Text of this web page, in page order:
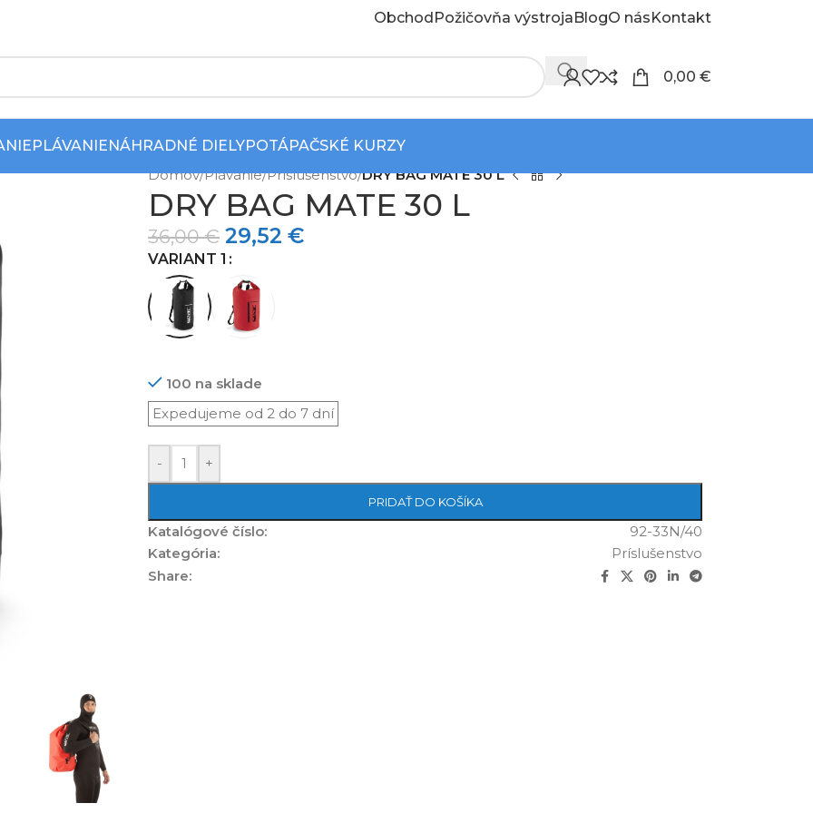
ObchodPožičovňa výstrojaBlogO násKontakt
0,00 €
PLÁVANIENÁHRADNÉ DIELYPOTÁPAČSKÉ KURZY
Domov/Plávanie/Príslušenstvo/DRY BAG MATE 30 L
DRY BAG MATE 30 L
36,00€ 29,52 €
VARIANT 1
100 na sklade
- +
PRIDAŤ DO KOŠÍKA
Katalógové číslo:
92-33N/40
Kategória:
Príslušenstvo
Share: